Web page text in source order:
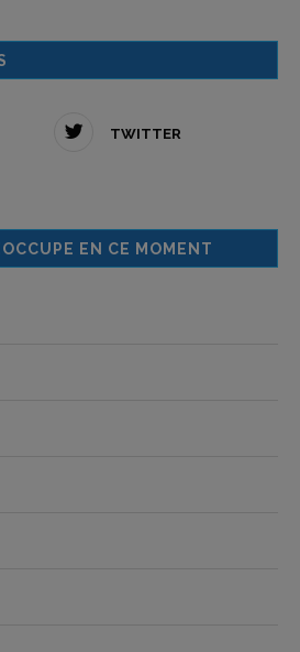
TWITTER
EN CE MOMENT